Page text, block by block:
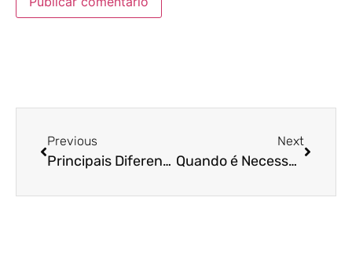
Previous
Principais Diferenças entre Inventário Extrajudicial e Judicial
Next
Quando é Necessário Fazer um Inventário?